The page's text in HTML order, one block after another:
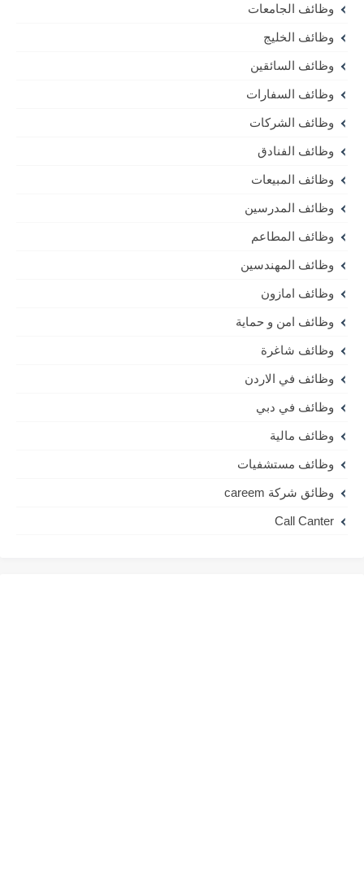
وظائف الجامعات
وظائف الخليج
وظائف السائقين
وظائف السفارات
وظائف الشركات
وظائف الفنادق
وظائف المبيعات
وظائف المدرسين
وظائف المطاعم
وظائف المهندسين
وظائف امازون
وظائف امن و حماية
وظائف شاغرة
وظائف في الاردن
وظائف في دبي
وظائف مالية
وظائف مستشفيات
وظائق شركة careem
Call Canter